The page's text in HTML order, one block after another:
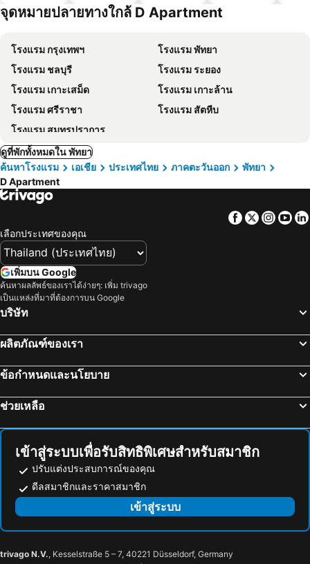
จุดหมายปลายทางใกล้ D Apartment
โรงแรม กรุงเทพฯ
โรงแรม พัทยา
โรงแรม ชลบุรี
โรงแรม ระยอง
โรงแรม เกาะเสม็ด
โรงแรม เกาะล้าน
โรงแรม ศรีราชา
โรงแรม สัตหีบ
โรงแรม สมุทรปราการ
ดูที่พักทั้งหมดใน พัทยา
ค้นหาโรงแรม
เอเชีย ประเทศไทย ภาคตะวันออก
พัทยา
D Apartment
Facebook
Twitter
เลือกประเทศของคุณ
เพิ่มบน Google
ค้นหาผลลัพธ์ของเราได้ง่ายๆ: เพิ่ม trivago
เป็นแหล่งที่มาที่ต้องการบน Google
บริษัท
ผลิตภัณฑ์ของเรา
ข้อกำหนดและนโยบาย
ช่วยเหลือ
เข้าสู่ระบบเพื่อรับสิทธิพิเศษสำหรับสมาชิก
ปรับแต่งประสบการณ์ของคุณ
ดีลสมาชิกและราคาสมาชิก
เข้าสู่ระบบ
trivago N.V., Kesselstraße 5 – 7, 40221 Düsseldorf, Germany